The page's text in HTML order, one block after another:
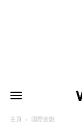
主頁 國際金融